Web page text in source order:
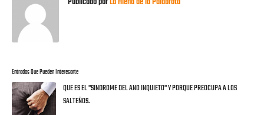
Entradas Que Pueden Interesarte
QUE ES EL "SINDROME DEL ANO INQUIETO" Y PORQUE PREOCUPA A LOS
SALTEÑOS.